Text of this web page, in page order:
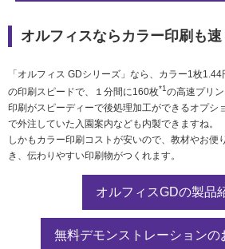
オルフィスならカラー印刷も速
「オルフィス GDシリーズ」なら、カラー1枚1.44
の印刷スピードで、１分間に160枚*1の高速プリン
印刷がスピーディーで後処理加工ができるオプシ
で外注していた入園案内なども内製できますね。
しかもカラー印刷コストが安いので、教材やお便
き、伝わりやすい印刷物がつくれます。
オルフィスGDの製品
無料デモンストレーションの